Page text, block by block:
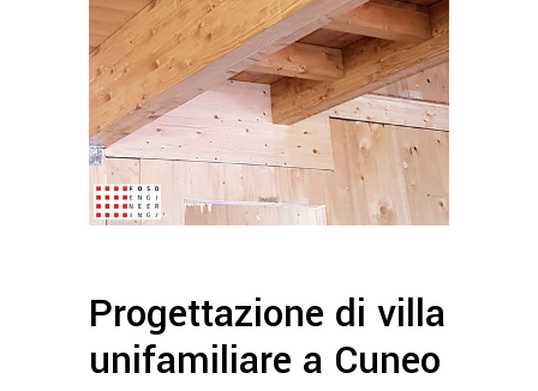
Progettazione di villa
unifamiliare a Cuneo